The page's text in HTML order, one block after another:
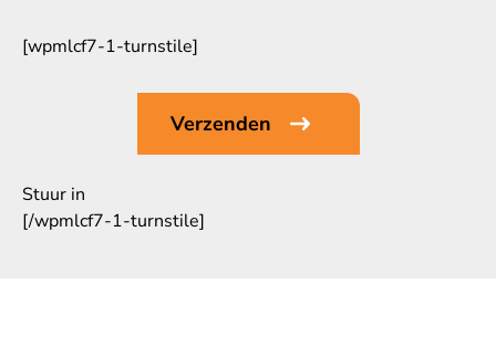
[wpmlcf7-1-turnstile]
Stuur in
[/wpmlcf7-1-turnstile]